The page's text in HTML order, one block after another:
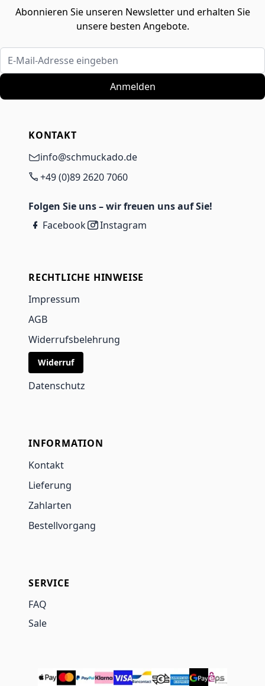
Abonnieren Sie unseren Newsletter und erhalten Sie
unsere besten Angebote.
E-Mail-Adresse eingeben
Anmelden
KONTAKT
info@schmuckado.de
+49 (0)89 2620 7060
Folgen Sie uns – wir freuen uns auf Sie!
Facebook
Instagram
RECHTLICHE HINWEISE
Impressum
AGB
Widerrufsbelehrung
Widerruf
Datenschutz
INFORMATION
Kontakt
Lieferung
Zahlarten
Bestellvorgang
SERVICE
FAQ
Sale